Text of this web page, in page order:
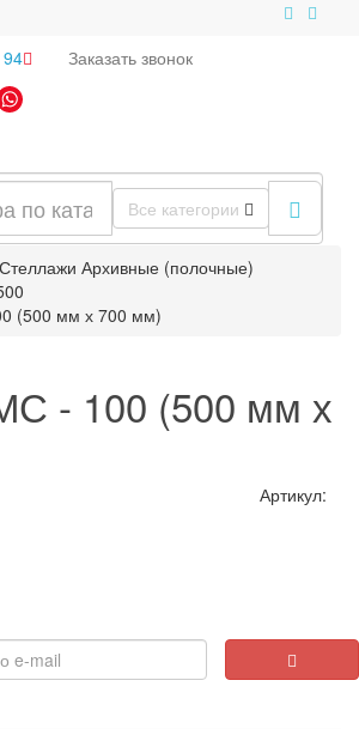
Заказать звонок
Все категории
Стеллажи Архивные (полочные)
(500 мм х 700 мм)
- 100 (500 мм х
Артикул: